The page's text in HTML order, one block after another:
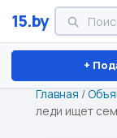
15.by
+
Минск
Главная /
леди ищет